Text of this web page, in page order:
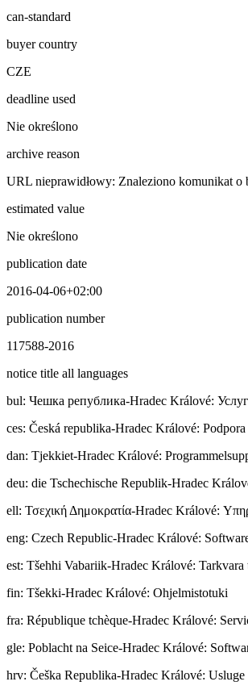
can-standard
buyer country
CZE
deadline used
Nie określono
archive reason
URL nieprawidłowy: Znaleziono komunikat o
estimated value
Nie określono
publication date
2016-04-06+02:00
publication number
117588-2016
notice title all languages
bul: Чешка република-Hradec Králové:
ces: Česká republika-Hradec Králové:
dan: Tjekkiet-Hradec Králové:
deu: die Tschechische Republik-Hradec
ell: Τσεχική Δημοκρατία-Hradec Králové:
eng: Czech Republic-Hradec Králové:
est: Tšehhi Vabariik-Hradec Králové: Tarkvara
fin: Tšekki-Hradec Králové: Ohjelmistotuki
fra: République tchèque-Hradec Králové:
gle: Poblacht na Seice-Hradec Králové:
hrv: Češka Republika-Hradec Králové: Usluge